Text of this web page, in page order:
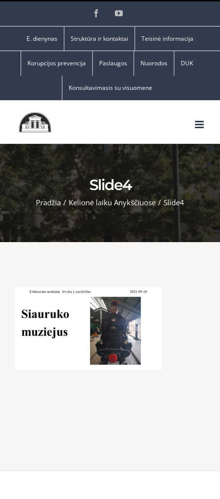
FacebookYouTube
E. dienynas Struktūra ir kontaktai Teisinė informacija
Korupcijos prevencija Paslaugos Nuorodos DUK
Konsultavimasis su visuomene
Slide4
Pradžia / Kelionė laiku Anykščiuose / Slide4